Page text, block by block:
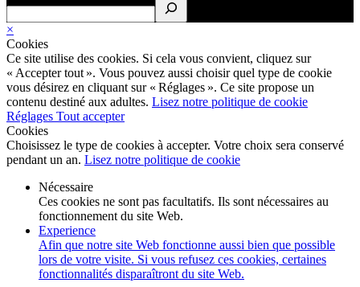
×
Cookies
Ce site utilise des cookies. Si cela vous convient, cliquez sur
« Accepter tout ». Vous pouvez aussi choisir quel type de cookie
vous désirez en cliquant sur « Réglages ». Ce site propose un
contenu destiné aux adultes. Lisez notre politique de cookie
Réglages Tout accepter
Cookies
Choisissez le type de cookies à accepter. Votre choix sera conservé
pendant un an. Lisez notre politique de cookie
Nécessaire
Ces cookies ne sont pas facultatifs. Ils sont nécessaires au
fonctionnement du site Web.
Experience
Afin que notre site Web fonctionne aussi bien que possible
lors de votre visite. Si vous refusez ces cookies, certaines
fonctionnalités disparaîtront du site Web.